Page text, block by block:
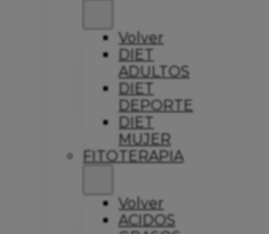
Volver
DIET
ADULTOS
DIET
DEPORTE
DIET
MUJER
FITOTERAPIA
Volver
ACIDOS